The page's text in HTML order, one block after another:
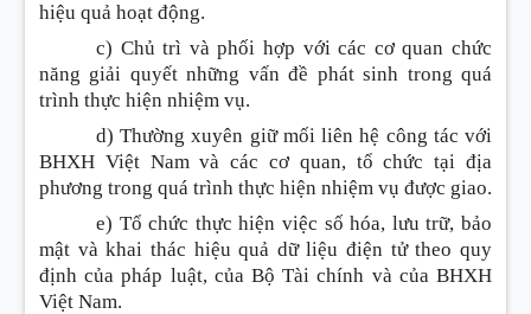
hiệu quả hoạt động.
c) Chủ trì và phối hợp với các cơ quan chức
năng giải quyết những vấn đề phát sinh trong quá
trình thực hiện nhiệm vụ.
d) Thường xuyên giữ mối liên hệ công tác với
BHXH Việt Nam và các cơ quan, tổ chức tại địa
phương trong quá trình thực hiện nhiệm vụ được giao.
e) Tổ chức thực hiện việc số hóa, lưu trữ, bảo
mật và khai thác hiệu quả dữ liệu điện tử theo quy
định của pháp luật, của Bộ Tài chính và của BHXH
Việt Nam.